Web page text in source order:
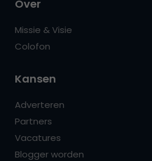
Over
Missie & Visie
Colofon
Kansen
Adverteren
Partners
Vacatures
Blogger worden